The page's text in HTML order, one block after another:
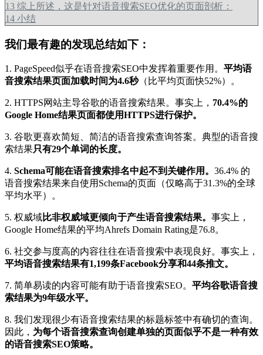
13 综上所述，这是针对语音搜索SEO优化的页面剖析：
14 小结
我们最有趣的发现总结如下：
1. PageSpeed似乎在语音搜索SEO中发挥着重要作用。 平均语
音搜索结果页面加载时间为4.6秒（比平均页面快52%）。
2. HTTPS网站主导谷歌的语音搜索结果。事实上， 70.4%的
Google Home结果页面都使用HTTPS进行保护。
3. 谷歌更喜欢简短、简洁的语音搜索查询答案。典型的语音搜
索结果只有29个单词的长度。
4. Schema可能在语音搜索排名中起不到关键作用。 36.4% 的
语音搜索结果来自使用Schema的页面（仅略高于31.3%的全球
平均水平）。
5. 权威域比非权威域更倾向于产生语音搜索结果。 事实上，
Google Home结果的平均Ahrefs Domain Rating是76.8。
6. 社交参与度高的内容往往在语音搜索中表现良好。事实上，
平均语音搜索结果有1,199条Facebook分享和44条推文。
7. 简单易读的内容可能有助于语音搜索SEO。 平均谷歌语音搜
索结果为9年级水平。
8. 我们发现很少有语音搜索结果的标题标签中有确切的查询。
因此， 为每个语音搜索查询创建单独的页面似乎不是一种有效
的语音搜索SEO策略。